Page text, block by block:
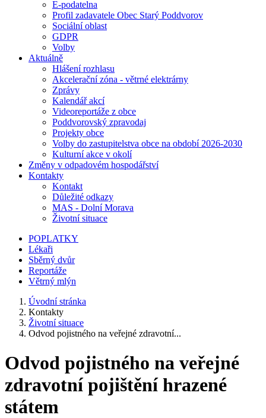
E-podatelna
Profil zadavatele Obec Starý Poddvorov
Sociální oblast
GDPR
Volby
Aktuálně
Hlášení rozhlasu
Akcelerační zóna - větrné elektrárny
Zprávy
Kalendář akcí
Videoreportáže z obce
Poddvorovský zpravodaj
Projekty obce
Volby do zastupitelstva obce na období 2026-2030
Kulturní akce v okolí
Změny v odpadovém hospodářství
Kontakty
Kontakt
Důležité odkazy
MAS - Dolní Morava
Životní situace
POPLATKY
Lékaři
Sběrný dvůr
Reportáže
Větrný mlýn
Úvodní stránka
Kontakty
Životní situace
Odvod pojistného na veřejné zdravotní...
Odvod pojistného na veřejné
zdravotní pojištění hrazené
státem